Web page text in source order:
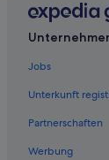
B&B in
Hotel-
Jobs
Unterkunft
Partnerschaften
Werbung